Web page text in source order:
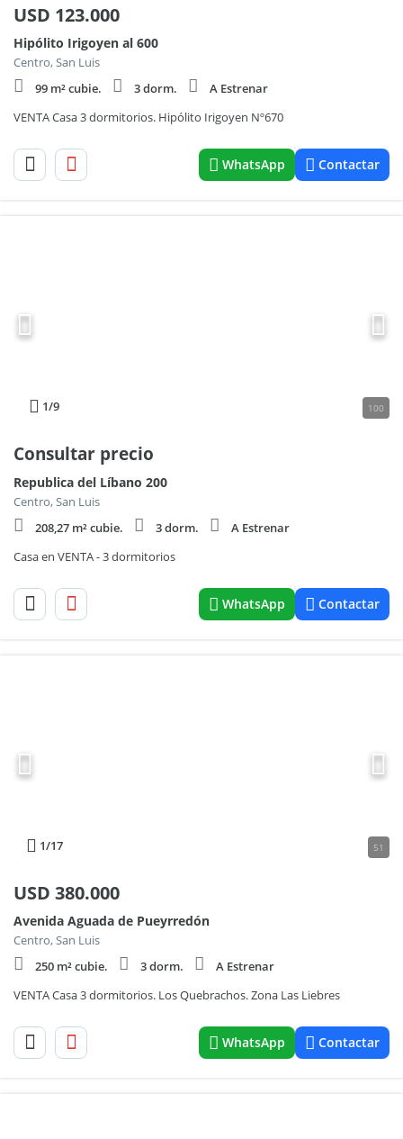
USD 123.000
Hipólito Irigoyen al 600
Centro, San Luis
99 m² cubie.
3 dorm.
A Estrenar
VENTA Casa 3 dormitorios. Hipólito Irigoyen Nº670
WhatsApp Contactar
1/9 100
Consultar precio
Republica del Líbano 200
Centro, San Luis
208,27 m² cubie.
3 dorm.
A Estrenar
Casa en VENTA - 3 dormitorios
WhatsApp Contactar
1/17 51
USD 380.000
Avenida Aguada de Pueyrredón
Centro, San Luis
250 m² cubie.
3 dorm.
A Estrenar
VENTA Casa 3 dormitorios. Los Quebrachos. Zona Las Liebres
WhatsApp Contactar